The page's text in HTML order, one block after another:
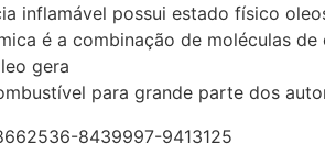
inflamável possui estado físico
é a combinação de moléculas
gera
para grande parte dos